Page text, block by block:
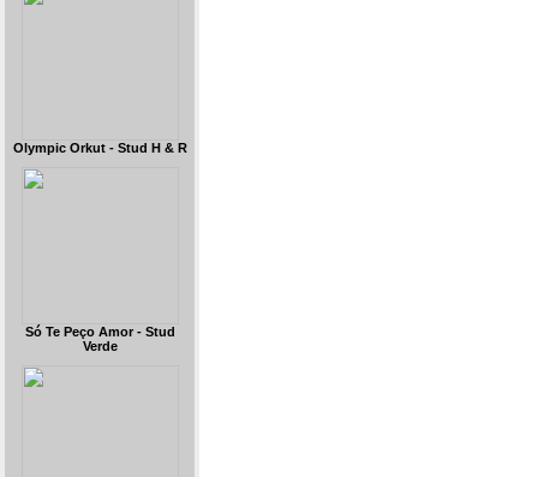
Olympic Orkut - Stud H & R
Só Te Peço Amor - Stud
Verde